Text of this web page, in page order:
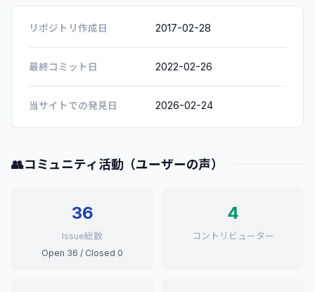
リポジトリ作成日 2017-02-28
最終コミット日 2022-02-26
当サイトでの発見日 2026-02-24
👥コミュニティ活動（ユーザーの声）
36
Issue総数
Open 36 / Closed 0
4
コントリビューター